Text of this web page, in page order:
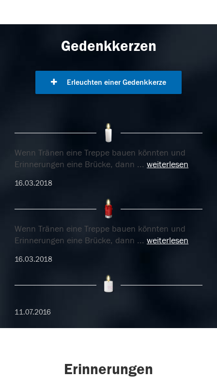
Gedenkkerzen
Erleuchten einer Gedenkkerze
Wenn Tränen eine Treppe bauen könnten und
Erinnerungen eine Brücke, dann ... weiterlesen
16.03.2018
Wenn Tränen eine Treppe bauen könnten und
Erinnerungen eine Brücke, dann ... weiterlesen
16.03.2018
11.07.2016
Erinnerungen